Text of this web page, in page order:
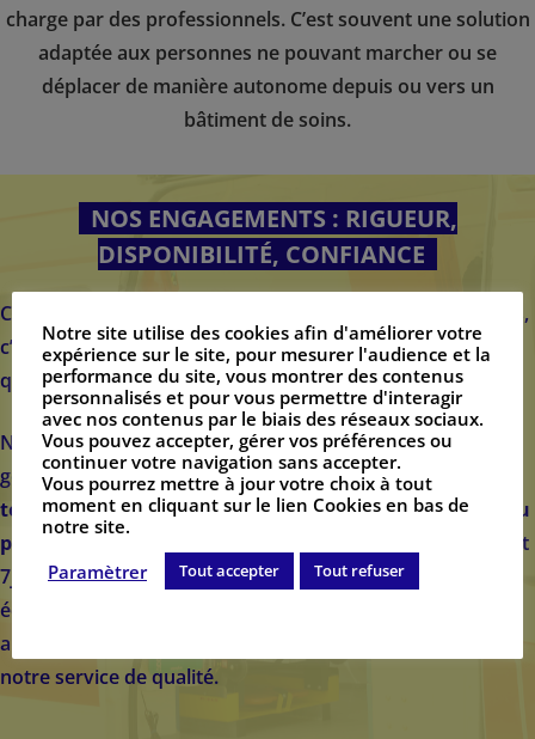
charge par des professionnels. C’est souvent une solution
adaptée aux personnes ne pouvant marcher ou se
déplacer de manière autonome depuis ou vers un
bâtiment de soins.
NOS ENGAGEMENTS : RIGUEUR,
DISPONIBILITÉ, CONFIANCE
Choisir notre société pour votre transport en ambulances,
c’est s’assurer les services d’une équipe professionnelle
qualifiée.
Nos véhicules sont certifiés conformes et prévus pour ce
genre de mission. Ainsi, vous serez pris en charge pour
tous vos trajets médicaux, que ce soit dans l’urgence ou
pour un rendez-vous prévu
. Notre permanence 24h/24 et
7j/7 vous assure une disponibilité de la part de notre
équipe afin de mener à bien la mission que vous nous
aurez confiée. Prenez contact avec nous pour profiter de
notre service de qualité.
Notre site utilise des cookies afin d'améliorer votre
expérience sur le site, pour mesurer l'audience et la
performance du site, vous montrer des contenus
personnalisés et pour vous permettre d'interagir
avec nos contenus par le biais des réseaux sociaux.
Vous pouvez accepter, gérer vos préférences ou
continuer votre navigation sans accepter.
Vous pourrez mettre à jour votre choix à tout
moment en cliquant sur le lien Cookies en bas de
notre site.
Paramètrer
Tout accepter Tout refuser